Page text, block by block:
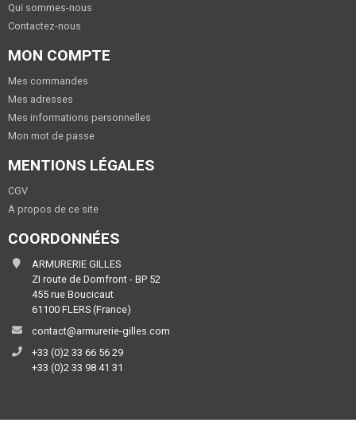
Qui sommes-nous
Contactez-nous
MON COMPTE
Mes commandes
Mes adresses
Mes informations personnelles
Mon mot de passe
MENTIONS LÉGALES
CGV
A propos de ce site
COORDONNÉES
ARMURERIE GILLES
ZI route de Domfront - BP 52
455 rue Boucicaut
61100 FLERS (France)
contact@armurerie-gilles.com
+33 (0)2 33 66 56 29
+33 (0)2 33 98 41 31